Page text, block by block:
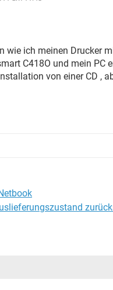
wie ich meinen Drucker
C418O und mein PC
von einer CD ,